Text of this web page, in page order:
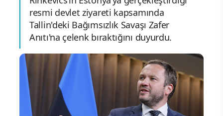
resmi devlet ziyareti kapsamında
Tallin'deki Bağımsızlık Savaşı Zafer
Anıtı'na çelenk bıraktığını duyurdu.